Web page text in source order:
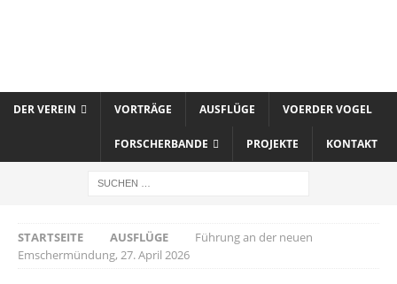
DER VEREIN VORTRÄGE AUSFLÜGE VOERDER VOGEL
FORSCHERBANDE PROJEKTE KONTAKT
STARTSEITE AUSFLÜGE
Führung an der neuen
Emschermündung, 27. April 2026